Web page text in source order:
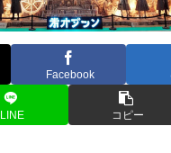
Facebook
LINE コピー